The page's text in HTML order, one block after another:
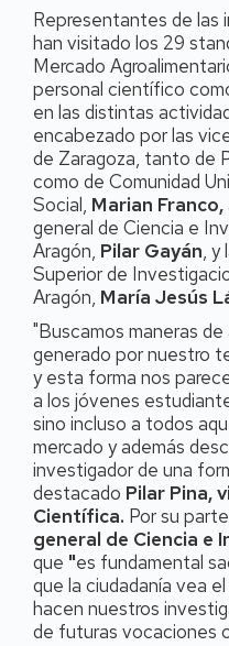
Representantes de las
han visitado los 29
Mercado
personal científico
en las distintas
encabezado por las
de Zaragoza, tanto de
como de Comunidad
Social, Marian Franco,
general de Ciencia e
Aragón, Pilar Gayán, y
Superior de
Aragón, María Jesús
"Buscamos maneras
generado por nuestro
y esta forma nos
a los jóvenes
sino incluso a todos
mercado y además
investigador de una
destacado Pilar Pina,
Científica. Por su parte
general de Ciencia e
que "es fundamental
que la ciudadanía vea
hacen nuestros
de futuras vocaciones